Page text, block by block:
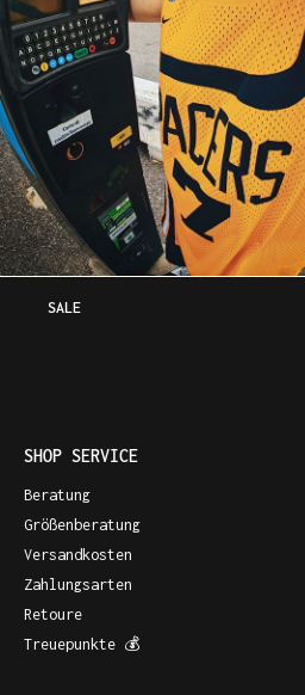
SALE
SHOP SERVICE
Beratung
Größenberatung
Versandkosten
Zahlungsarten
Retoure
Treuepunkte 💰